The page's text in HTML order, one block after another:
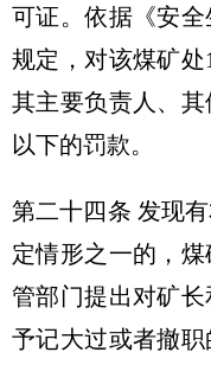
可证。依据《安全
规定，对该煤矿
其主要负责人、
以下的罚款。
第二十四条 发现
定情形之一的，
管部门提出对矿
予记大过或者撤